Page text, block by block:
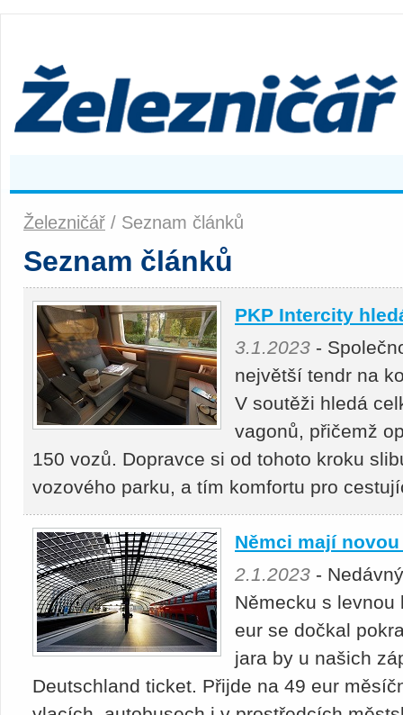
Železničář / Seznam článků
Seznam článků
PKP Intercity
3.1.2023 -
největší tendr na
V soutěži hledá
vagonů, přičemž
150 vozů. Dopravce si od tohoto kroku
vozového parku, a tím komfortu pro
Němci mají
2.1.2023 -
Německu s
eur se dočkal
jara by u našich
Deutschland ticket. Přijde na 49 eur